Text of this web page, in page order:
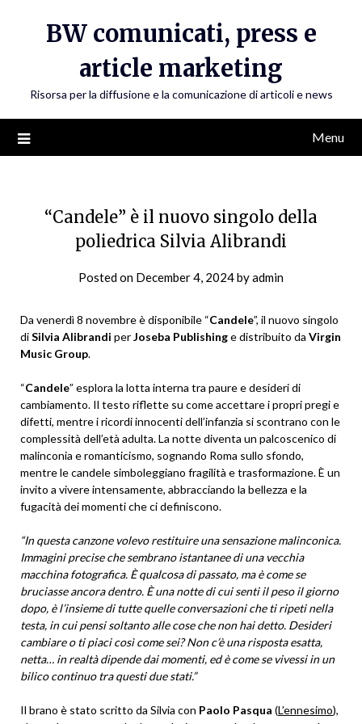
BW comunicati, press e
article marketing
Risorsa per la diffusione e la comunicazione di articoli e news
Menu
“Candele” è il nuovo singolo della
poliedrica Silvia Alibrandi
Posted on December 4, 2024byadmin
Da venerdì 8 novembre è disponibile “Candele”, il nuovo singolo
diSilvia Alibrandi perJoseba Publishinge distribuito da Virgin
Music Group.
“Candele” esplora la lotta interna tra paure e desideri di
cambiamento. Il testo riflette su come accettare i propri pregi e
difetti, mentre i ricordi innocenti dell’infanzia si scontrano con le
complessità dell’età adulta. La notte diventa un palcoscenico di
malinconia e romanticismo, sognando Roma sullo sfondo,
mentre le candele simboleggiano fragilità e trasformazione. È un
invito a vivere intensamente, abbracciando la bellezza e la
fugacità dei momenti che ci definiscono.
“In questa canzone volevo restituire una sensazione malinconica.
Immagini precise che sembrano istantanee di una vecchia
macchina fotografica. È qualcosa di passato, ma è come se
bruciasse ancora dentro. È una notte di cui senti il peso il giorno
dopo, è l’insieme di tutte quelle conversazioni che ti ripeti nella
testa, in cui pensi soltanto alle cose che non hai detto. Desideri
cambiare o ti piaci così come sei? Non c’è una risposta esatta,
netta… in realtà dipende dai momenti, ed è come se vivessi in un
bilico continuo tra questi due stati.”
Il brano è stato scritto da Silvia con Paolo Pasqua (L’ennesimo),